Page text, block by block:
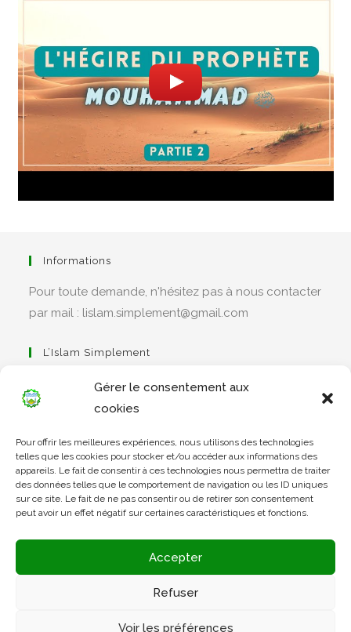
Gérer le consentement aux
cookies
Pour offrir les meilleures expériences, nous utilisons des technologies
telles que les cookies pour stocker et/ou accéder aux informations des
appareils. Le fait de consentir à ces technologies nous permettra de traiter
des données telles que le comportement de navigation ou les ID uniques
sur ce site. Le fait de ne pas consentir ou de retirer son consentement
peut avoir un effet négatif sur certaines caractéristiques et fonctions.
Accepter
Refuser
Voir les préférences
Informations
Pour toute demande, n'hésitez pas à nous contacter
par mail : lislam.simplement@gmail.com
L’Islam Simplement
dans
un
nouvel
onglet
Apprendre Le Coran Simplement